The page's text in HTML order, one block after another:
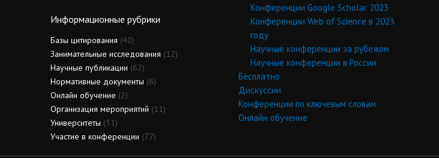
Информационные рубрики
Базы цитирования (40)
Занимательные исследования (12)
Научные публикации (62)
Нормативные документы (6)
Онлайн обучение (2)
Организация мероприятий (11)
Университеты (31)
Участие в конференции (77)
Конференции Google Scholar 2023
Конференции Web of Science в 2023
году
Научные конференции за рубежом
Научные конференции в России
Бесплатно
Дискуссии
Конференции по ключевым словам
Онлайн обучение